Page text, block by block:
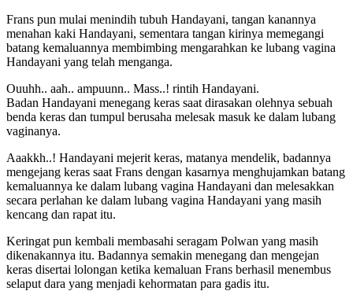
Frans pun mulai menindih tubuh Handayani, tangan kanannya
menahan kaki Handayani, sementara tangan kirinya memegangi
batang kemaluannya membimbing mengarahkan ke lubang vagina
Handayani yang telah menganga.
Ouuhh.. aah.. ampuunn.. Mass..! rintih Handayani.
Badan Handayani menegang keras saat dirasakan olehnya sebuah
benda keras dan tumpul berusaha melesak masuk ke dalam lubang
vaginanya.
Aaakkh..! Handayani mejerit keras, matanya mendelik, badannya
mengejang keras saat Frans dengan kasarnya menghujamkan batang
kemaluannya ke dalam lubang vagina Handayani dan melesakkan
secara perlahan ke dalam lubang vagina Handayani yang masih
kencang dan rapat itu.
Keringat pun kembali membasahi seragam Polwan yang masih
dikenakannya itu. Badannya semakin menegang dan mengejan
keras disertai lolongan ketika kemaluan Frans berhasil menembus
selaput dara yang menjadi kehormatan para gadis itu.